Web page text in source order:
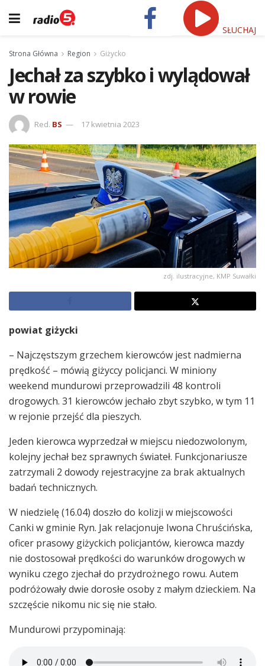
SŁUCHAJ
Strona Główna Region Giżycko
Jechał za szybko i wylądował
w rowie
Red. BS 17 kwietnia 2023
zdj. ilustracyjne, KMP Suwałki
powiat giżycki
– Najczęstszym grzechem kierowców jest nadmierna
prędkość – mówią giżyccy policjanci. W miniony
weekend mundurowi przeprowadzili 48 kontroli
drogowych. 31 kierowców jechało zbyt szybko, w tym 11
w rejonie przejść dla pieszych.
Jeden kierowca wyprzedzał w miejscu niedozwolonym,
kolejny jechał bez sprawnych świateł. Funkcjonariusze
zatrzymali 2 dowody rejestracyjne za brak aktualnych
badań technicznych.
W niedzielę (16.04) doszło do kolizji w miejscowości
Canki w gminie Ryn. Jak relacjonuje Iwona Chruścińska,
oficer prasowy giżyckich policjantów, kierowca mazdy
nie dostosował prędkości do warunków drogowych w
wyniku czego zjechał do przydrożnego rowu. Autem
podróżowały dwie dorosłe osoby z małym dzieckiem. Na
szczęście nikomu nic się nie stało.
Mundurowi przypominają: